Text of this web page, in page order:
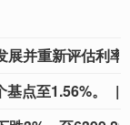
点至1.56%。